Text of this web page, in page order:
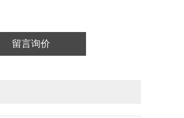
留言询价